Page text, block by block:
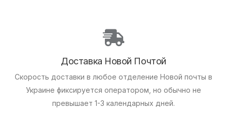
Доставка Новой Почтой
Скорость доставки в любое отделение Новой почты в
Украине фиксируется оператором, но обычно не
превышает 1-3 календарных дней.